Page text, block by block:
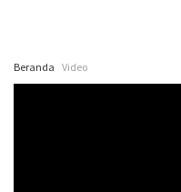
Beranda Video